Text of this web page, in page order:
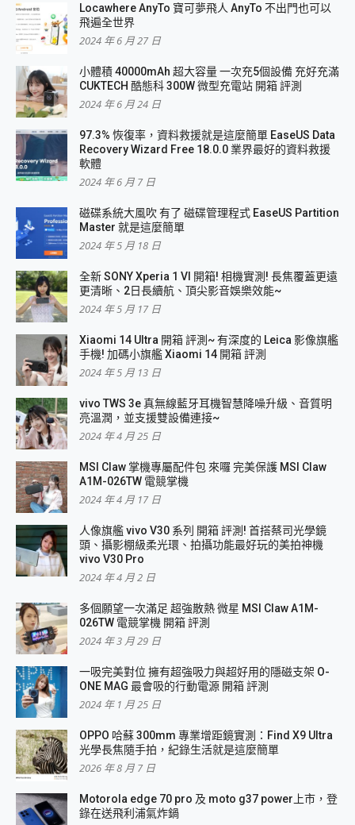
Locawhere AnyTo 寶可夢飛人 AnyTo 不出門也可以
飛遍全世界
2024 年 6 月 27 日
小體積 40000mAh 超大容量 一次充5個設備 充好充滿
CUKTECH 酷態科 300W 微型充電站 開箱 評測
2024 年 6 月 24 日
97.3% 恢復率，資料救援就是這麼簡單 EaseUS Data
Recovery Wizard Free 18.0.0 業界最好的資料救援
軟體
2024 年 6 月 7 日
磁碟系統大風吹 有了 磁碟管理程式 EaseUS Partition
Master 就是這麼簡單
2024 年 5 月 18 日
全新 SONY Xperia 1 VI 開箱! 相機實測! 長焦覆蓋更遠
更清晰、2日長續航、頂尖影音娛樂效能~
2024 年 5 月 17 日
Xiaomi 14 Ultra 開箱 評測~ 有深度的 Leica 影像旗艦
手機! 加碼小旗艦 Xiaomi 14 開箱 評測
2024 年 5 月 13 日
vivo TWS 3e 真無線藍牙耳機智慧降噪升級、音質明
亮溫潤，並支援雙設備連接~
2024 年 4 月 25 日
MSI Claw 掌機專屬配件包 來囉 完美保護 MSI Claw
A1M-026TW 電競掌機
2024 年 4 月 17 日
人像旗艦 vivo V30 系列 開箱 評測! 首搭蔡司光學鏡
頭、攝影棚級柔光環、拍攝功能最好玩的美拍神機
vivo V30 Pro
2024 年 4 月 2 日
多個願望一次滿足 超強散熱 微星 MSI Claw A1M-
026TW 電競掌機 開箱 評測
2024 年 3 月 29 日
一吸完美對位 擁有超強吸力與超好用的隱磁支架 O-
ONE MAG 最會吸的行動電源 開箱 評測
2024 年 1 月 25 日
OPPO 哈蘇 300mm 專業增距鏡實測：Find X9 Ultra
光學長焦隨手拍，紀錄生活就是這麼簡單
2026 年 8 月 7 日
Motorola edge 70 pro 及 moto g37 power上市，登
錄在送飛利浦氣炸鍋